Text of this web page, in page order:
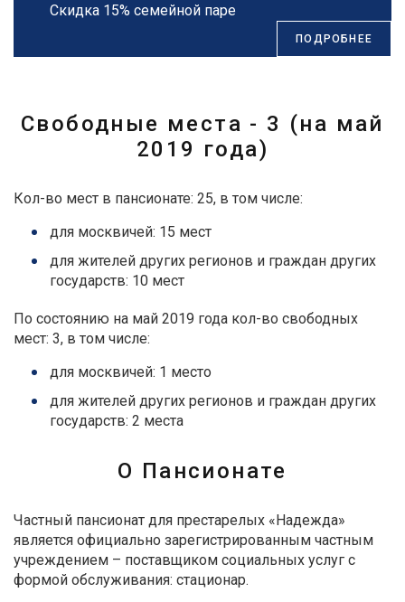
Скидка 15% семейной паре
ПОДРОБНЕЕ
Свободные места - 3 (на май
2019 года)
Кол-во мест в пансионате: 25, в том числе:
для москвичей: 15 мест
для жителей других регионов и граждан других
государств: 10 мест
По состоянию на май 2019 года кол-во свободных
мест: 3, в том числе:
для москвичей: 1 место
для жителей других регионов и граждан других
государств: 2 места
О Пансионате
Частный пансионат для престарелых «Надежда»
является официально зарегистрированным частным
учреждением – поставщиком социальных услуг с
формой обслуживания: стационар.